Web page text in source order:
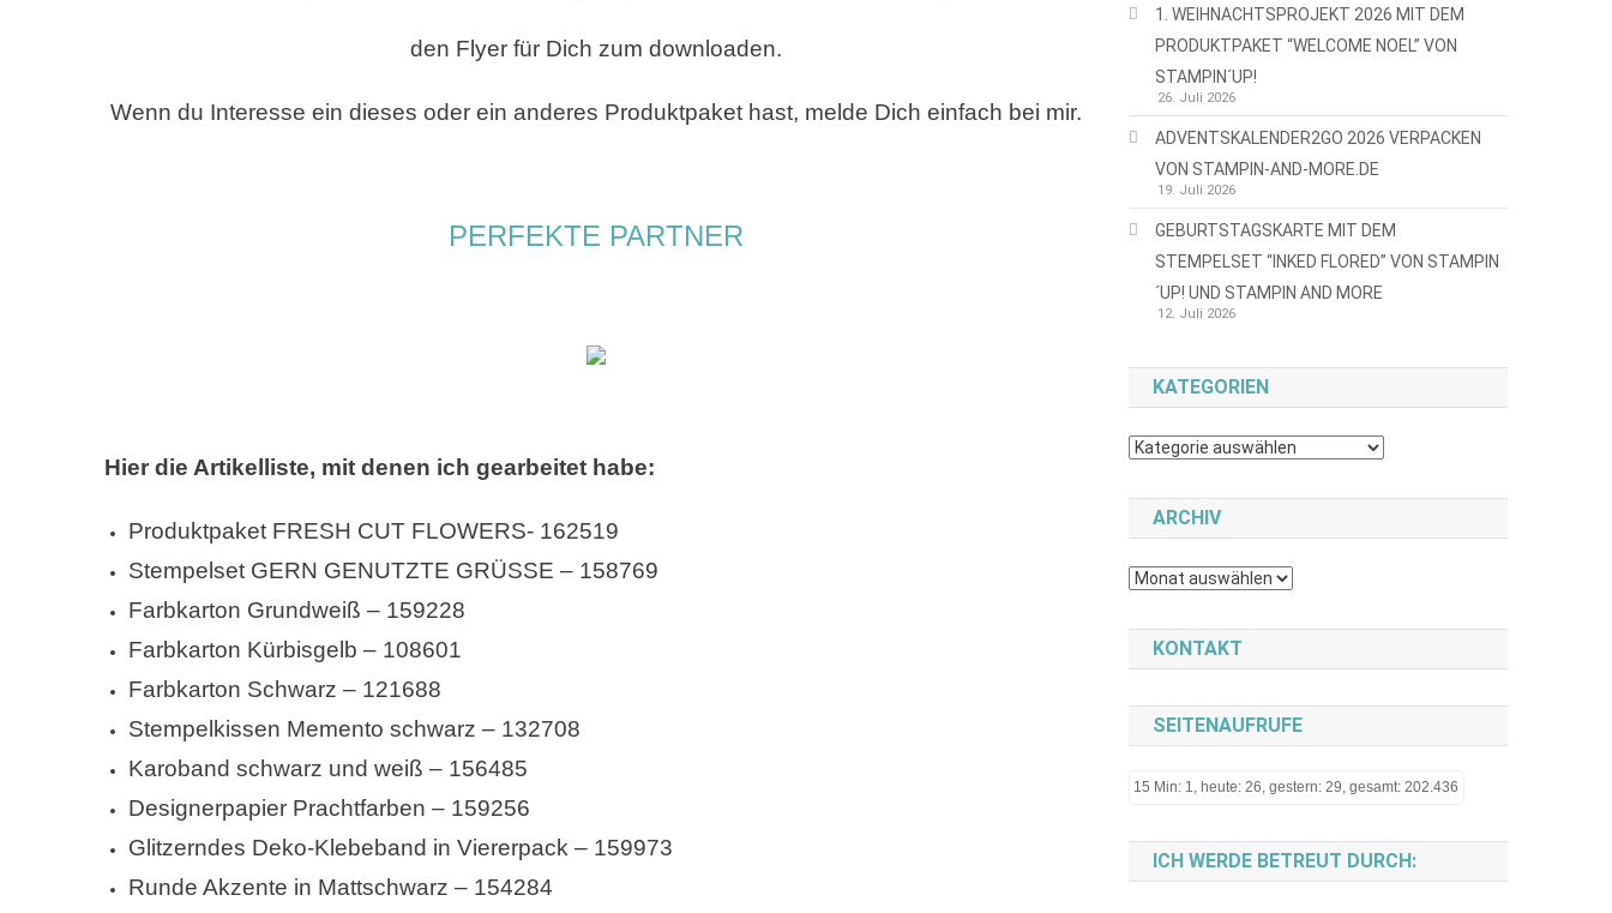
den Flyer für Dich zum downloaden.
Wenn du Interesse ein dieses oder ein anderes Produktpaket hast, melde Dich einfach bei mir.
PERFEKTE PARTNER
Hier die Artikelliste, mit denen ich gearbeitet habe:
Produktpaket FRESH CUT FLOWERS- 162519
Stempelset GERN GENUTZTE GRÜSSE – 158769
Farbkarton Grundweiß – 159228
Farbkarton Kürbisgelb – 108601
Farbkarton Schwarz – 121688
Stempelkissen Memento schwarz – 132708
Karoband schwarz und weiß – 156485
Designerpapier Prachtfarben – 159256
Glitzerndes Deko-Klebeband in Viererpack – 159973
Runde Akzente in Mattschwarz – 154284
1. WEIHNACHTSPROJEKT 2026 MIT DEM
PRODUKTPAKET “WELCOME NOEL” VON
STAMPIN´UP!
26. Juli 2026
ADVENTSKALENDER2GO 2026 VERPACKEN
VON STAMPIN-AND-MORE.DE
19. Juli 2026
GEBURTSTAGSKARTE MIT DEM
STEMPELSET “INKED FLORED” VON STAMPIN
´UP! UND STAMPIN AND MORE
12. Juli 2026
KATEGORIEN
Kategorien
ARCHIV
Archiv
KONTAKT
SEITENAUFRUFE
15 Min: 1, heute: 26, gestern: 29, gesamt: 202.436
ICH WERDE BETREUT DURCH: